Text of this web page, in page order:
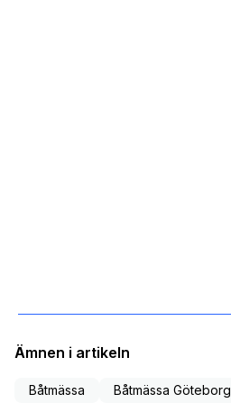
Ämnen i artikeln
Båtmässa Båtmässa Göteborg